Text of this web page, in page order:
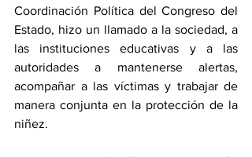
Coordinación Política del Congreso del
Estado, hizo un llamado a la sociedad, a
las instituciones educativas y a las
autoridades a mantenerse alertas,
acompañar a las víctimas y trabajar de
manera conjunta en la protección de la
niñez.